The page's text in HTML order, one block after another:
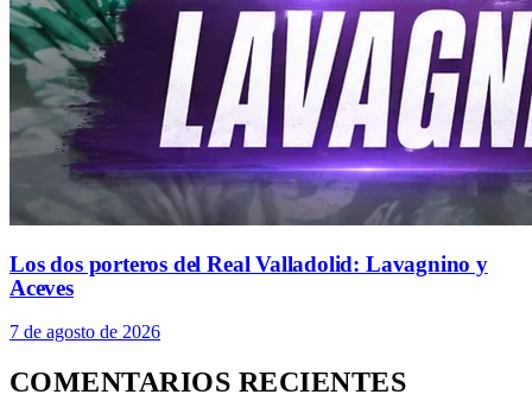
Los dos porteros del Real Valladolid: Lavagnino y
Aceves
7 de agosto de 2026
COMENTARIOS RECIENTES